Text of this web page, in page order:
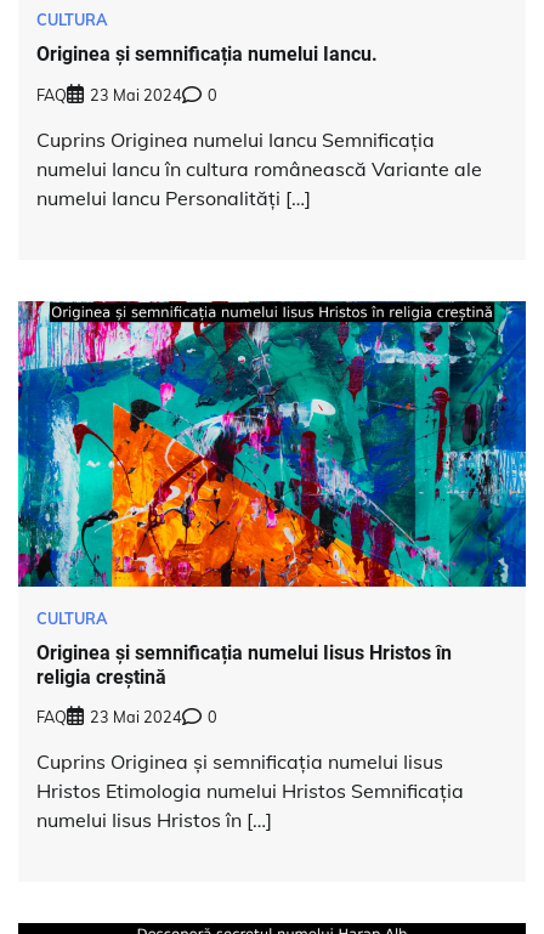
CULTURA
Originea și semnificația numelui Iancu.
FAQ 23 Mai 2024 0
Cuprins Originea numelui Iancu Semnificația
numelui Iancu în cultura românească Variante ale
numelui Iancu Personalități […]
CULTURA
Originea și semnificația numelui Iisus Hristos în
religia creștină
FAQ 23 Mai 2024 0
Cuprins Originea și semnificația numelui Iisus
Hristos Etimologia numelui Hristos Semnificația
numelui Iisus Hristos în […]